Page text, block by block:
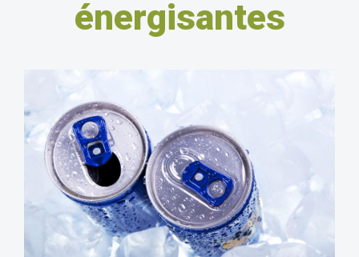
énergisantes